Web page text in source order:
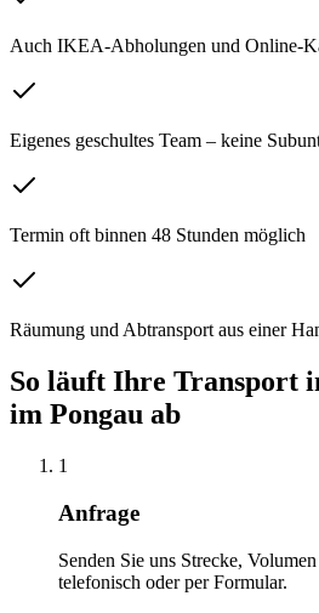
Auch IKEA-Abholungen und Online-
Eigenes geschultes Team – keine
Termin oft binnen 48 Stunden möglich
Räumung und Abtransport aus einer
So läuft Ihre Transport
im Pongau ab
1
Anfrage
Senden Sie uns Strecke,
telefonisch oder per Formular.